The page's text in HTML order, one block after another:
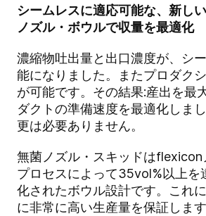
シームレスに適応可能な、新し
ノズル・ボウルで収量を最適化
濃縮物吐出量と出口濃度が、シ
能になりました。またプロダク
が可能です。その結果:産出を最
ダクトの準備速度を最適化しま
更は必要ありません。
無菌ノズル・スキッドはflexicon
プロセスによって35vol%以上を
化されたボウル設計です。これ
に非常に高い生産量を保証します